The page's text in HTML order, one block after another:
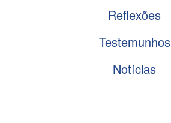
Reflexões
Testemunhos
Notícias